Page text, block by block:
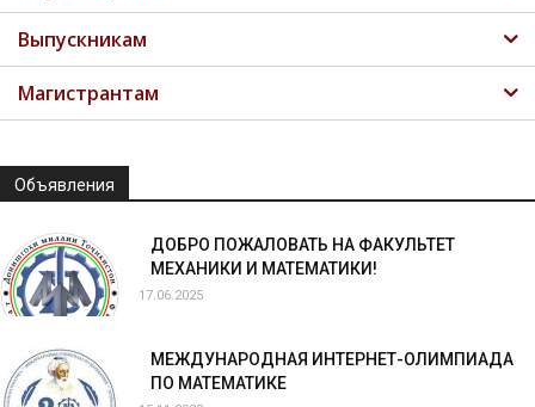
Выпускникам
Магистрантам
Объявления
ДОБРО ПОЖАЛОВАТЬ НА ФАКУЛЬТЕТ
МЕХАНИКИ И МАТЕМАТИКИ!
17.06.2025
МЕЖДУНАРОДНАЯ ИНТЕРНЕТ-ОЛИМПИАДА
ПО МАТЕМАТИКЕ